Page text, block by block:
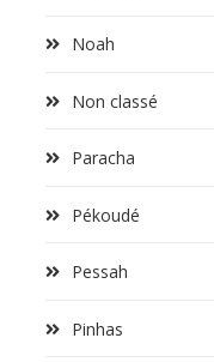
Noah
Non classé
Paracha
Pékoudé
Pessah
Pinhas